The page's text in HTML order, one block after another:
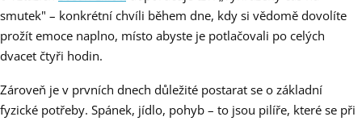
smutek" – konkrétní chvíli během dne, kdy si vědomě dovolíte
prožít emoce naplno, místo abyste je potlačovali po celých
dvacet čtyři hodin.
Zároveň je v prvních dnech důležité postarat se o základní
fyzické potřeby. Spánek, jídlo, pohyb – to jsou pilíře, které se při